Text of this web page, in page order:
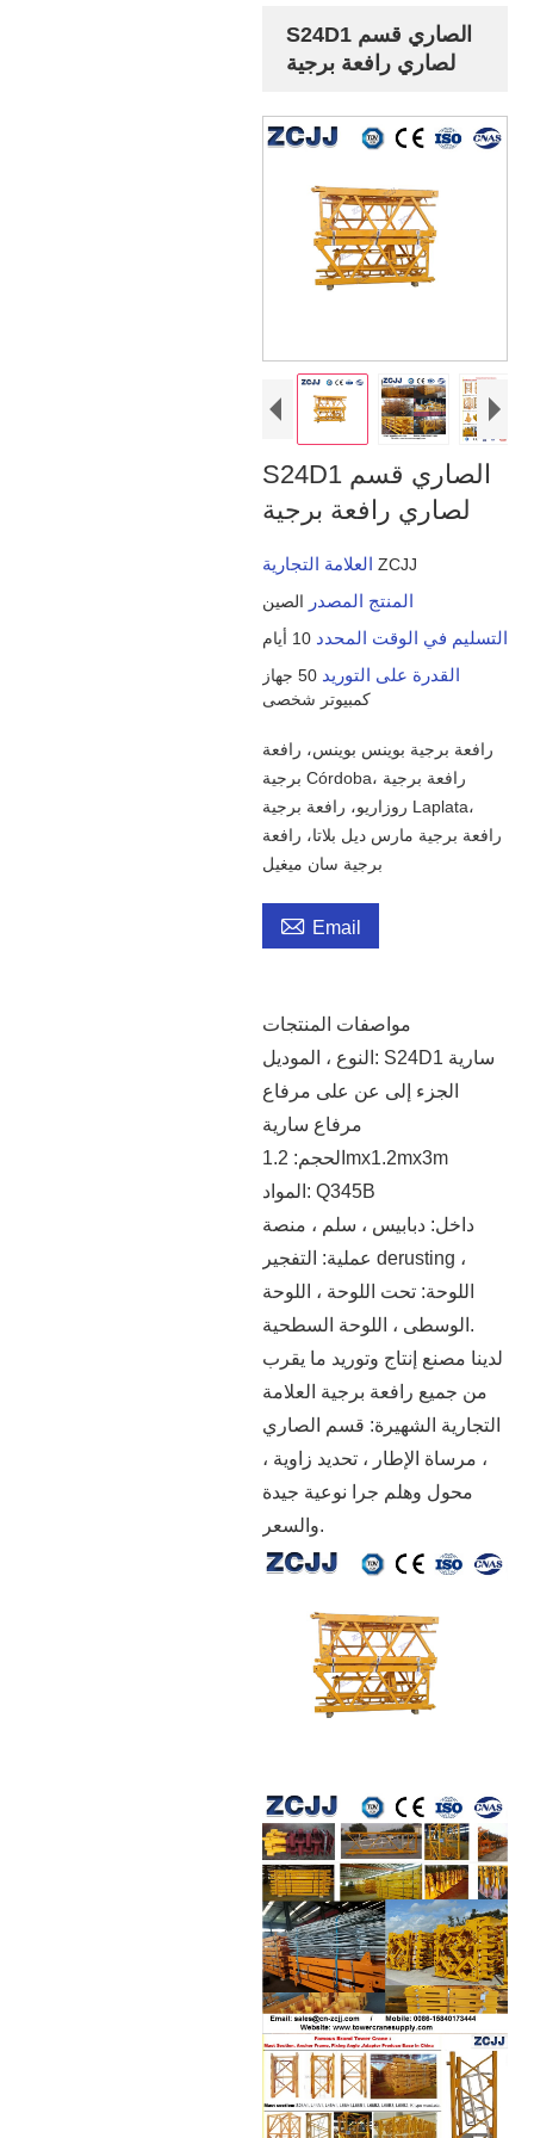
S24D1 الصاري قسم
لصاري رافعة برجية
S24D1 الصاري قسم
لصاري رافعة برجية
ZCJJ
المنتج المصدر الصين
التسليم في الوقت المحدد10 أيام
القدرة على التوريد
50 جهاز
كمبيوتر شخصى
رافعة برجية بوينس بوينس، رافعة
برجية Córdoba، رافعة برجية
روزاريو، رافعة برجية Laplata،
رافعة برجية مارس ديل بلاتا، رافعة
برجية سان ميغيل
 Email
مواصفات المنتجات
النوع ، الموديل: S24D1 سارية
الجزء إلى عن على مرفاع
مرفاع سارية
الحجم: 1.2mx1.2mx3m
المواد: Q345B
داخل: دبابيس ، سلم ، منصة
عملية: التفجير derusting ،
اللوحة: تحت اللوحة ، اللوحة
الوسطى ، اللوحة السطحية.
لدينا مصنع إنتاج وتوريد ما يقرب
من جميع رافعة برجية العلامة
التجارية الشهيرة: قسم الصاري
، مرساة الإطار ، تحديد زاوية ،
محول وهلم جرا نوعية جيدة
والسعر.